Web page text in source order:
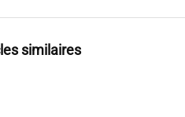
similaires